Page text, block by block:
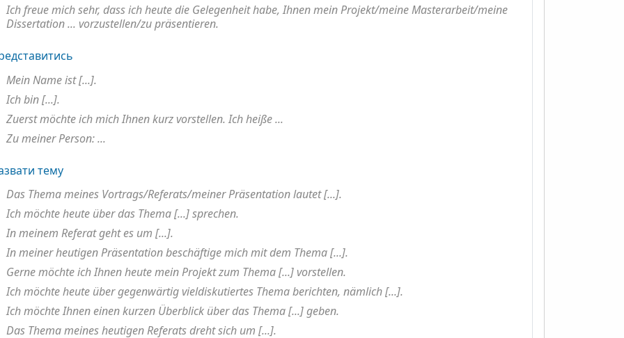
Ich freue mich sehr, dass ich heute die Gelegenheit habe, Ihnen mein Projekt/meine Masterarbeit/meine
Dissertation ... vorzustellen/zu präsentieren.
Mein Name ist [...].
Ich bin [...].
Zuerst möchte ich mich Ihnen kurz vorstellen. Ich heiße ...
Zu meiner Person: ...
тему
Das Thema meines Vortrags/Referats/meiner Präsentation lautet [...].
Ich möchte heute über das Thema [...] sprechen.
In meinem Referat geht es um [...].
In meiner heutigen Präsentation beschäftige mich mit dem Thema [...].
Gerne möchte ich Ihnen heute mein Projekt zum Thema [...] vorstellen.
Ich möchte heute über gegenwärtig vieldiskutiertes Thema berichten, nämlich [...].
Ich möchte Ihnen einen kurzen Überblick über das Thema [...] geben.
Das Thema meines heutigen Referats dreht sich um [...].